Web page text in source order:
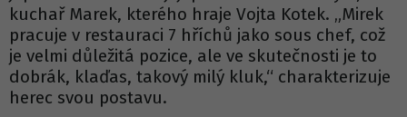
kuchař Marek, kterého hraje Vojta Kotek. „Mirek
pracuje v restauraci 7 hříchů jako sous chef, což
je velmi důležitá pozice, ale ve skutečnosti je to
dobrák, klaďas, takový milý kluk,“ charakterizuje
herec svou postavu.